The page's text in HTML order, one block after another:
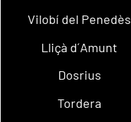
Vilobí del Penedès
Lliçà d´Amunt
Dosrius
Tordera